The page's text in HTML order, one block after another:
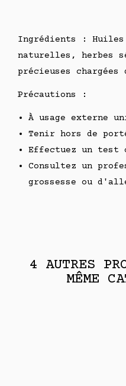
Ingrédients :
naturelles, herbes
précieuses chargées
Précautions :
À usage externe
Tenir hors de
Effectuez un test
Consultez un
grossesse ou
4 AUTRES
MÊME